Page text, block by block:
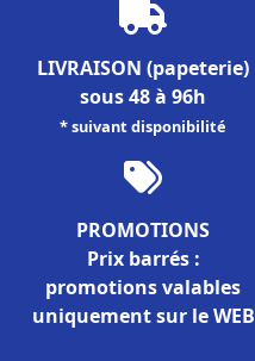
LIVRAISON (papeterie)
sous 48 à 96h
* suivant disponibilité
PROMOTIONS
Prix barrés :
promotions valables
uniquement sur le WEB